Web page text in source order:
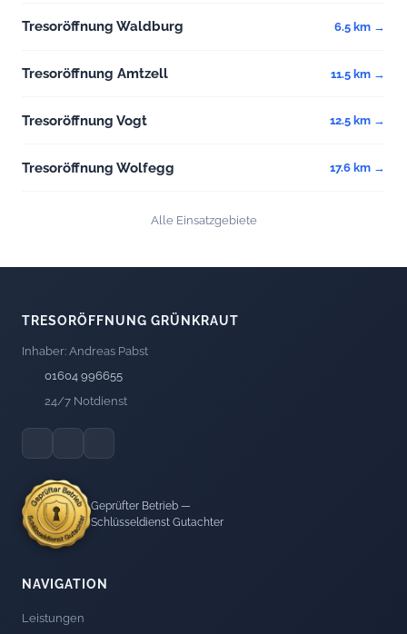
Tresoröffnung Waldburg 6.5 km →
Tresoröffnung Amtzell 11.5 km →
Tresoröffnung Vogt 12.5 km →
Tresoröffnung Wolfegg 17.6 km →
Alle Einsatzgebiete
TRESORÖFFNUNG GRÜNKRAUT
Inhaber: Andreas Pabst
01604 996655
24/7 Notdienst
Geprüfter Betrieb —
Schlüsseldienst Gutachter
NAVIGATION
Leistungen